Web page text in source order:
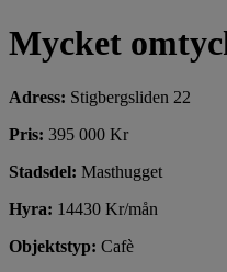
Mycket
Adress: Stigbergsliden 22
Pris: 395 000 Kr
Stadsdel: Masthugget
Hyra: 14430 Kr/mån
Objektstyp: Cafè